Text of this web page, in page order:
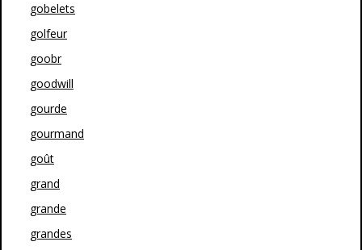
gobelets
golfeur
goobr
goodwill
gourde
gourmand
goût
grand
grande
grandes